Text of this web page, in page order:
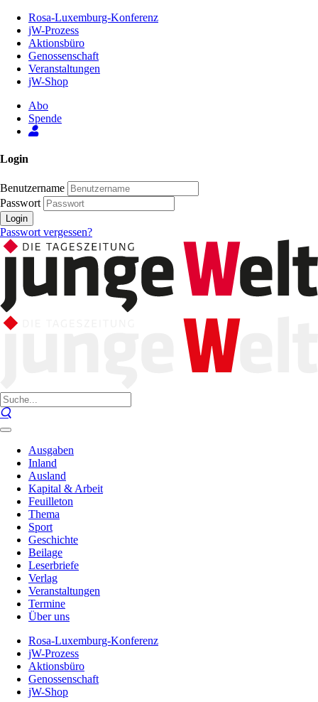
Inhalt
Seite
Rosa-Luxemburg-Konferenz
jW-Prozess
Aktionsbüro
Genossenschaft
Veranstaltungen
jW-Shop
Abo
Spende
Login
Benutzername
Passwort
Login
Passwort vergessen?
Ausgaben
Inland
Ausland
Kapital & Arbeit
Feuilleton
Thema
Sport
Geschichte
Beilage
Leserbriefe
Verlag
Veranstaltungen
Termine
Über uns
Rosa-Luxemburg-Konferenz
jW-Prozess
Aktionsbüro
Genossenschaft
jW-Shop